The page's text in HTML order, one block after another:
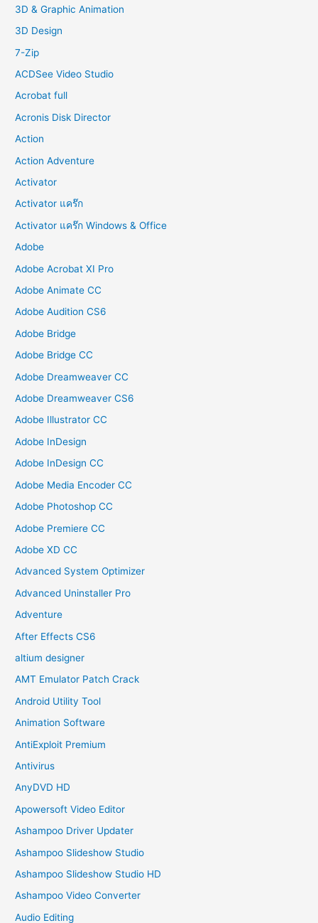
f
o
3D & Graphic Animation
3D Design
7-Zip
ACDSee Video Studio
Acrobat full
Acronis Disk Director
Action
Action Adventure
Activator
Activator แคร๊ก
Activator แคร๊ก Windows & Office
Adobe
Adobe Acrobat XI Pro
Adobe Animate CC
Adobe Audition CS6
Adobe Bridge
Adobe Bridge CC
Adobe Dreamweaver CC
Adobe Dreamweaver CS6
Adobe Illustrator CC
Adobe InDesign
Adobe InDesign CC
Adobe Media Encoder CC
Adobe Photoshop CC
Adobe Premiere CC
Adobe XD CC
Advanced System Optimizer
Advanced Uninstaller Pro
Adventure
After Effects CS6
altium designer
AMT Emulator Patch Crack
Android Utility Tool
Animation Software
AntiExploit Premium
Antivirus
AnyDVD HD
Apowersoft Video Editor
Ashampoo Driver Updater
Ashampoo Slideshow Studio
Ashampoo Slideshow Studio HD
Ashampoo Video Converter
Audio Editing